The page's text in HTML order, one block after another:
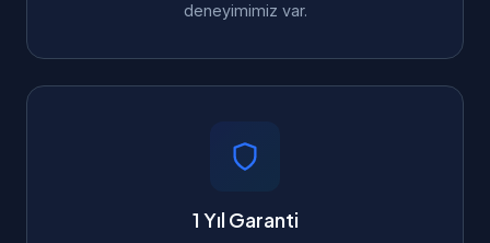
deneyimimiz var.
1 Yıl Garanti